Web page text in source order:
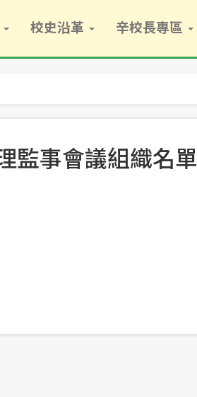
校史沿革 辛校長專區
監事會議組織名單